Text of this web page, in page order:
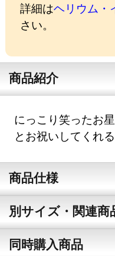
詳細はヘリウム・
さい。
商品紹介
にっこり笑ったお
とお祝いしてくれ
商品仕様
別サイズ・関連商
同時購入商品